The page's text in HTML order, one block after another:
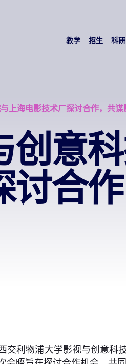
教学 招生 科研
上海电影技术厂探讨合作，共
创意
讨合
交利物浦大学影视与创意